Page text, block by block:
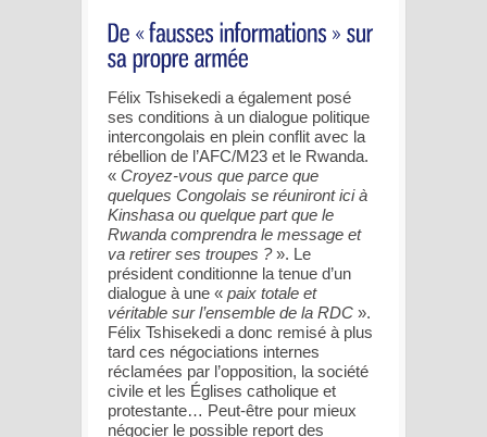
Félix Tshisekedi a également posé
ses conditions à un dialogue politique
intercongolais en plein conflit avec la
rébellion de l’AFC/M23 et le Rwanda.
« Croyez-vous que parce que
quelques Congolais se réuniront ici à
Kinshasa ou quelque part que le
Rwanda comprendra le message et
va retirer ses troupes ?». Le
président conditionne la tenue d’un
dialogue à une « paix totale et
véritable sur l’ensemble de la RDC ».
Félix Tshisekedi a donc remisé à plus
tard ces négociations internes
réclamées par l’opposition, la société
civile et les Églises catholique et
protestante… Peut-être pour mieux
négocier le possible report des